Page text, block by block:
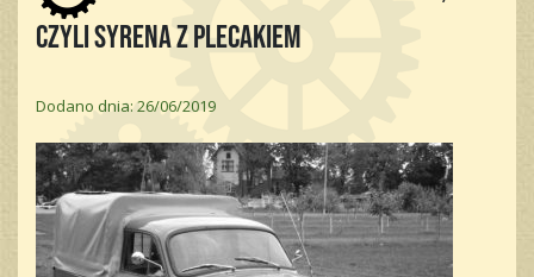
czyli Syrena z plecakiem
Dodano dnia: 26/06/2019